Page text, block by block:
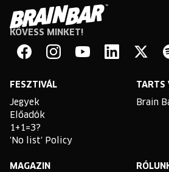
Brain
Bar
KÖVESS MINKET!
FESZTIVÁL
Jegyek
Előadók
1+1=3?
'No list' Policy
TARTS
Brain
MAGAZIN